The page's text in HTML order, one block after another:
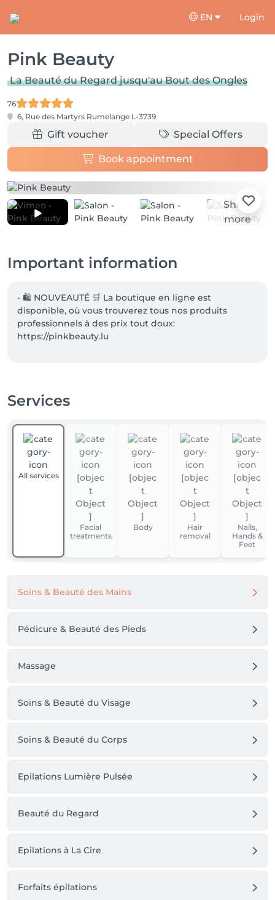
EN Login
Pink Beauty
La Beauté du Regard jusqu'au Bout des Ongles
76
6, Rue des Martyrs Rumelange L-3739
Gift voucher Special Offers
Book appointment
Show
more
Important information
- 🛍️ NOUVEAUTÉ 🛒 La boutique en ligne est
disponible, où vous trouverez tous nos produits
professionnels à des prix tout doux:
https://pinkbeauty.lu
les prestsations hors Épilations durables (IPL),
-⚠️ Pour les rdv NON honorés SANS prévenir au
moins 24h à l'avance, nous nous gardons le droit
d'encaisser 80% du tarif de la prestation!!
Services
All services
Facial
treatments
Body
Hair
removal
Nails,
Hands &
Feet
Soins & Beauté des Mains
Pédicure & Beauté des Pieds
Massage
Soins & Beauté du Visage
Soins & Beauté du Corps
Epilations Lumière Pulsée
Beauté du Regard
Epilations à La Cire
Forfaits épilations